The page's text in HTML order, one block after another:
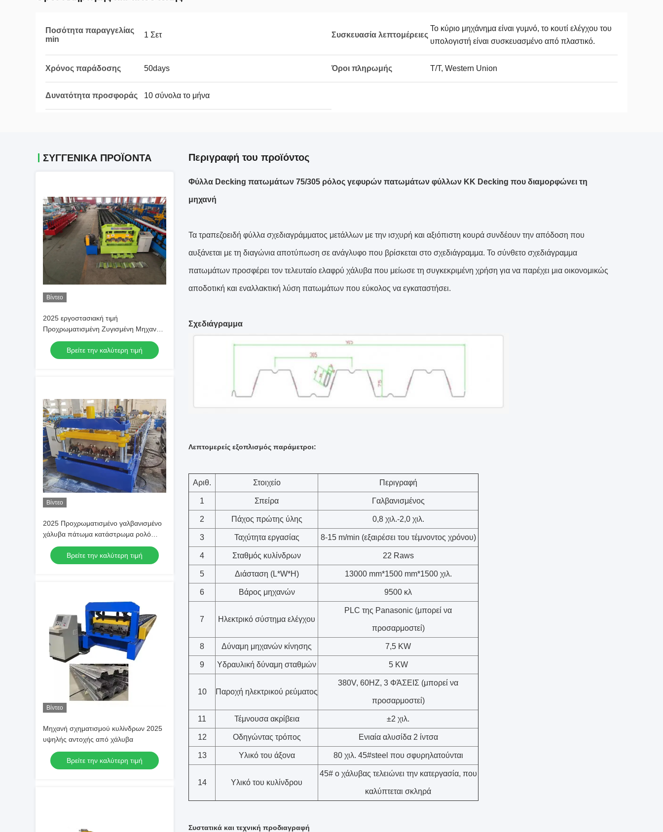
Ποσότητα παραγγελίας
min
1 Σετ Συσκευασία λεπτομέρειες
Το κύριο μηχάνημα είναι γυμνό, το κουτί ελέγχου του
υπολογιστή είναι συσκευασμένο από πλαστικό.
Χρόνος παράδοσης 50days Όροι πληρωμής T/T, Western Union
Δυνατότητα προσφοράς 10 σύνολα το μήνα
ΣΥΓΓΕΝΙΚΆ ΠΡΟΪΌΝΤΑ
Βίντεο
2025 εργοστασιακή τιμή
Προχρωματισμένη Ζυγισμένη Μηχανή
Σχηματισμού Ρολ
Βρείτε την καλύτερη τιμή
Βίντεο
2025 Προχρωματισμένο γαλβανισμένο
χάλυβα πάτωμα κατάστρωμα ρολό
σχηματισμού μηχανή
Βρείτε την καλύτερη τιμή
Βίντεο
Μηχανή σχηματισμού κυλίνδρων 2025
υψηλής αντοχής από χάλυβα
Βρείτε την καλύτερη τιμή
Περιγραφή του προϊόντος
Φύλλα Decking πατωμάτων 75/305 ρόλος γεφυρών πατωμάτων φύλλων ΚΚ Decking που διαμορφώνει τη
μηχανή
Τα τραπεζοειδή φύλλα σχεδιαγράμματος μετάλλων με την ισχυρή και αξιόπιστη κουρά συνδέουν την απόδοση που
αυξάνεται με τη διαγώνια αποτύπωση σε ανάγλυφο που βρίσκεται στο σχεδιάγραμμα. Το σύνθετο σχεδιάγραμμα
πατωμάτων προσφέρει τον τελευταίο ελαφρύ χάλυβα που μείωσε τη συγκεκριμένη χρήση για να παρέχει μια οικονομικώς
αποδοτική και εναλλακτική λύση πατωμάτων που εύκολος να εγκαταστήσει.
Σχεδιάγραμμα
Λεπτομερείς εξοπλισμός παράμετροι:
Αριθ. Στοιχείο Περιγραφή
1 Σπείρα Γαλβανισμένος
2 Πάχος πρώτης ύλης 0,8 χιλ.-2,0 χιλ.
3 Ταχύτητα εργασίας 8-15 m/min (εξαιρέσει του τέμνοντος χρόνου)
4 Σταθμός κυλίνδρων 22 Raws
5 Διάσταση (L*W*H) 13000 mm*1500 mm*1500 χιλ.
6 Βάρος μηχανών 9500 κλ
7 Ηλεκτρικό σύστημα ελέγχου
PLC της Panasonic (μπορεί να
προσαρμοστεί)
8 Δύναμη μηχανών κίνησης 7,5 KW
9 Υδραυλική δύναμη σταθμών 5 KW
10 Παροχή ηλεκτρικού ρεύματος
380V, 60HZ, 3 ΦΆΣΕΙΣ (μπορεί να
προσαρμοστεί)
11 Τέμνουσα ακρίβεια ±2 χιλ.
12 Οδηγώντας τρόπος Ενιαία αλυσίδα 2 ίντσα
13 Υλικό του άξονα 80 χιλ. 45#steel που σφυρηλατούνται
14 Υλικό του κυλίνδρου
45# ο χάλυβας τελειώνει την κατεργασία, που
καλύπτεται σκληρά
Συστατικά και τεχνική προδιαγραφή